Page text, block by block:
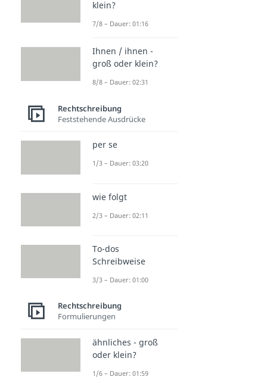
klein?
7/8 – Dauer: 01:16
Ihnen / ihnen -
groß oder klein?
8/8 – Dauer: 02:31
Rechtschreibung
Feststehende Ausdrücke
per se
1/3 – Dauer: 03:20
wie folgt
2/3 – Dauer: 02:11
To-dos
Schreibweise
3/3 – Dauer: 01:00
Rechtschreibung
Formulierungen
ähnliches - groß
oder klein?
1/6 – Dauer: 01:59